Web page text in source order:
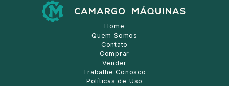
Home
Quem Somos
Contato
Comprar
Vender
Trabalhe Conosco
Políticas de Uso